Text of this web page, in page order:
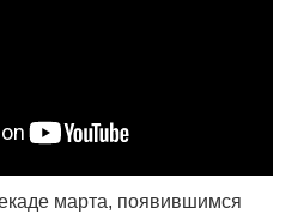
марта, появившимся